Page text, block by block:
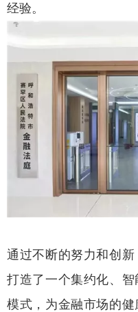
经验。
通过不断的努力和创
打造了一个集约化、
模式，为金融市场的